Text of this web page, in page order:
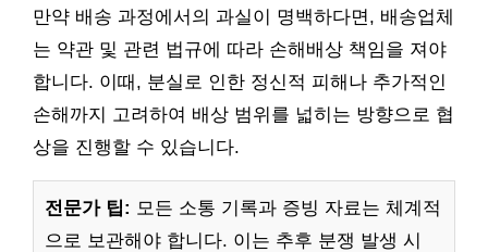
만약 배송 과정에서의 과실이 명백하다면, 배송업체
는 약관 및 관련 법규에 따라 손해배상 책임을 져야
합니다. 이때, 분실로 인한 정신적 피해나 추가적인
손해까지 고려하여 배상 범위를 넓히는 방향으로 협
상을 진행할 수 있습니다.
전문가 팁: 모든 소통 기록과 증빙 자료는 체계적
으로 보관해야 합니다. 이는 추후 분쟁 발생 시